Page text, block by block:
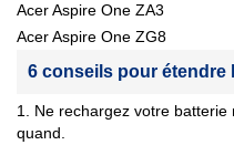
Acer Aspire One ZA3
Acer Aspire One ZG8
6 conseils pour étendre
1. Ne rechargez votre
quand.